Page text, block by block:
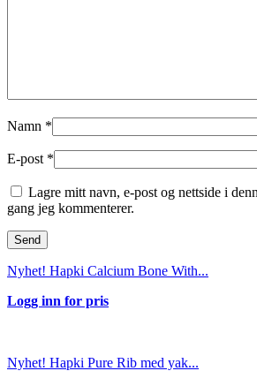
Namn *
E-post *
Lagre mitt navn, e-post og nettside i
gang jeg kommenterer.
Nyhet! Hapki Calcium Bone With...
Logg inn for pris
Nyhet! Hapki Pure Rib med yak...